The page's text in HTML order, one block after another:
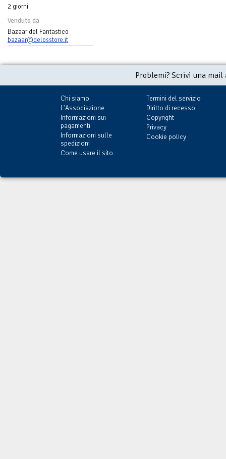
2 giorni
Venduto da
Bazaar del Fantastico
bazaar@delosstore.it
Problemi? Scrivi una
Chi siamo
L'Associazione
Informazioni sui
pagamenti
Informazioni sulle
spedizioni
Come usare il sito
Termini del servizio
Diritto di recesso
Copyright
Privacy
Cookie policy